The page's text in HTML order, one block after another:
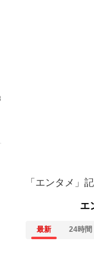
北の国から』倉本聰氏
「エンタメ」
エ
最新 24時間